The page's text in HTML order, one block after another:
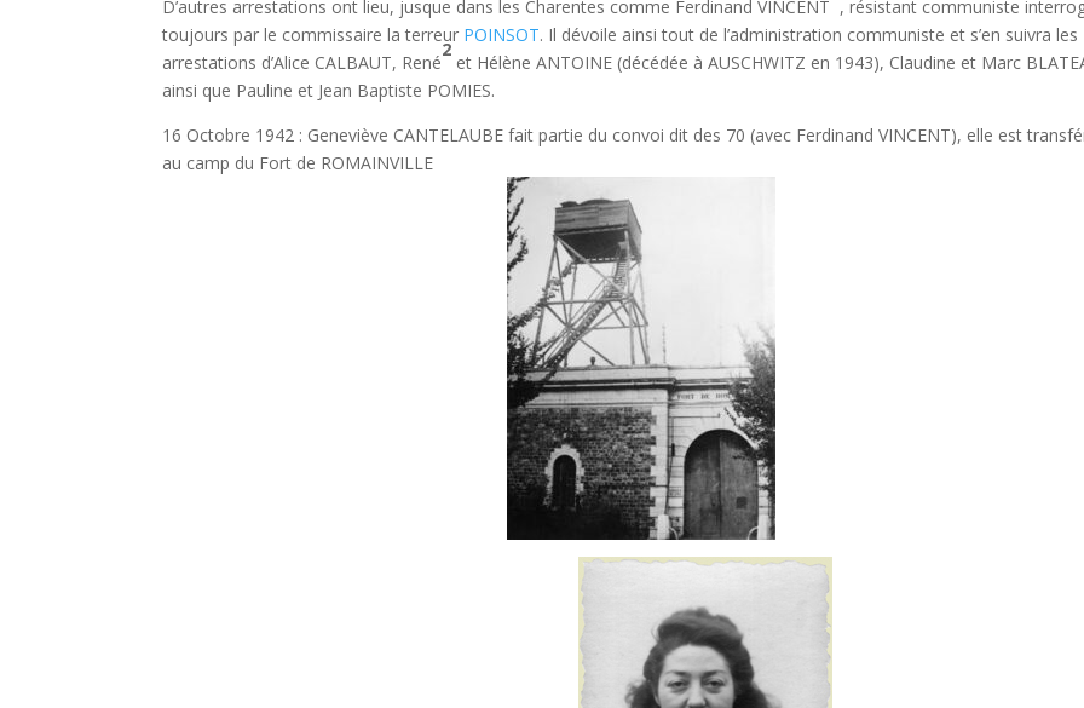
D’autres arrestations ont lieu, jusque dans les Charentes comme Ferdinand VINCENT , résistant communiste
toujours par le commissaire la terreur POINSOT. Il dévoile ainsi tout de l’administration communiste et s’en suivra les
arrestations d’Alice CALBAUT, René
2
et Hélène ANTOINE (décédée à AUSCHWITZ en 1943), Claudine et Marc
ainsi que Pauline et Jean Baptiste POMIES.
16 Octobre 1942 : Geneviève CANTELAUBE fait partie du convoi dit des 70 (avec Ferdinand VINCENT), elle est
au camp du Fort de ROMAINVILLE